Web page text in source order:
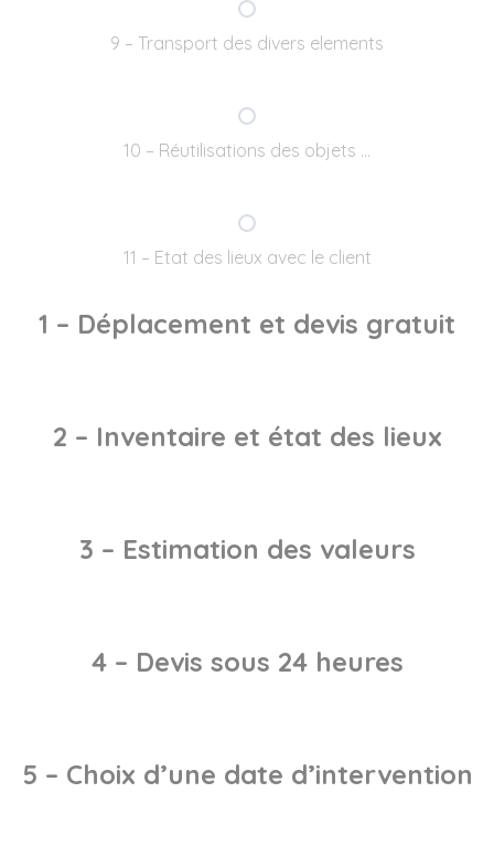
9 – Transport des divers elements
10 – Réutilisations des objets …
11 – Etat des lieux avec le client
1 – Déplacement et devis gratuit
2 – Inventaire et état des lieux
3 – Estimation des valeurs
4 – Devis sous 24 heures
5 – Choix d’une date d’intervention